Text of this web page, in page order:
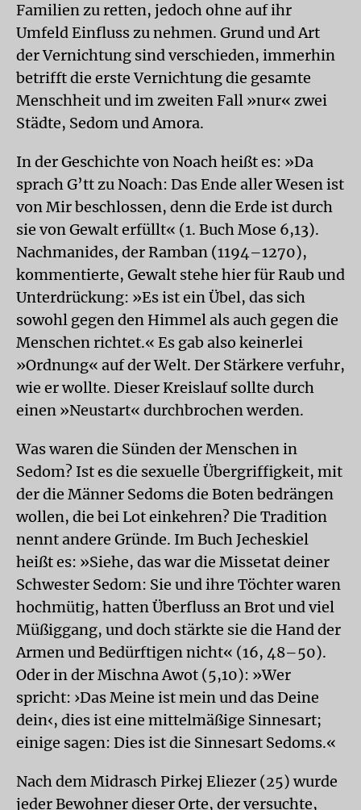
Familien zu retten, jedoch ohne auf ihr
Umfeld Einfluss zu nehmen. Grund und Art
der Vernichtung sind verschieden, immerhin
betrifft die erste Vernichtung die gesamte
Menschheit und im zweiten Fall »nur« zwei
Städte, Sedom und Amora.
In der Geschichte von Noach heißt es: »Da
sprach G’tt zu Noach: Das Ende aller Wesen ist
von Mir beschlossen, denn die Erde ist durch
sie von Gewalt erfüllt« (1. Buch Mose 6,13).
Nachmanides, der Ramban (1194–1270),
kommentierte, Gewalt stehe hier für Raub und
Unterdrückung: »Es ist ein Übel, das sich
sowohl gegen den Himmel als auch gegen die
Menschen richtet.« Es gab also keinerlei
»Ordnung« auf der Welt. Der Stärkere verfuhr,
wie er wollte. Dieser Kreislauf sollte durch
einen »Neustart« durchbrochen werden.
Was waren die Sünden der Menschen in
Sedom? Ist es die sexuelle Übergriffigkeit, mit
der die Männer Sedoms die Boten bedrängen
wollen, die bei Lot einkehren? Die Tradition
nennt andere Gründe. Im Buch Jecheskiel
heißt es: »Siehe, das war die Missetat deiner
Schwester Sedom: Sie und ihre Töchter waren
hochmütig, hatten Überfluss an Brot und viel
Müßiggang, und doch stärkte sie die Hand der
Armen und Bedürftigen nicht« (16, 48–50).
Oder in der Mischna Awot (5,10): »Wer
spricht: ›Das Meine ist mein und das Deine
dein‹, dies ist eine mittelmäßige Sinnesart;
einige sagen: Dies ist die Sinnesart Sedoms.«
Nach dem Midrasch Pirkej Eliezer (25) wurde
jeder Bewohner dieser Orte, der versuchte,